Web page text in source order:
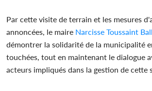
Par cette visite de terrain et les mesures
annoncées, le maire Narcisse Toussaint
démontrer la solidarité de la municipalité
touchées, tout en maintenant le dialogue
acteurs impliqués dans la gestion de cette